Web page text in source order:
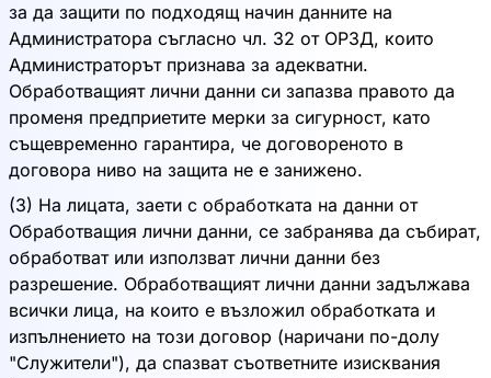
за да защити по подходящ начин данните на
Администратора съгласно чл. 32 от ОРЗД, които
Администраторът признава за адекватни.
Обработващият лични данни си запазва правото да
променя предприетите мерки за сигурност, като
същевременно гарантира, че договореното в
договора ниво на защита не е занижено.
(3) На лицата, заети с обработката на данни от
Обработващия лични данни, се забранява да събират,
обработват или използват лични данни без
разрешение. Обработващият лични данни задължава
всички лица, на които е възложил обработката и
изпълнението на този договор (наричани по-долу
"Служители"), да спазват съответните изисквания